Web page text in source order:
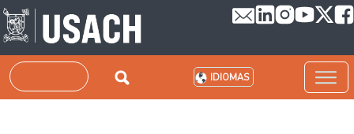
Pasar al contenido principal
Buscar IDIOMAS